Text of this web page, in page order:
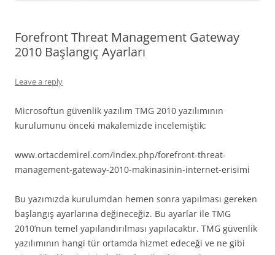
Forefront Threat Management Gateway
2010 Başlangıç Ayarları
Leave a reply
Microsoftun güvenlik yazılım TMG 2010 yazılımının
kurulumunu önceki makalemizde incelemiştik:
www.ortacdemirel.com/index.php/forefront-threat-
management-gateway-2010-makinasinin-internet-erisimi
Bu yazımızda kurulumdan hemen sonra yapılması gereken
başlangış ayarlarına değineceğiz. Bu ayarlar ile TMG
2010’nun temel yapılandırılması yapılacaktır. TMG güvenlik
yazılımının hangi tür ortamda hizmet edeceği ve ne gibi